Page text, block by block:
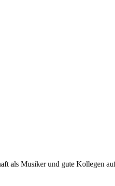
als Musiker und gute Kollegen